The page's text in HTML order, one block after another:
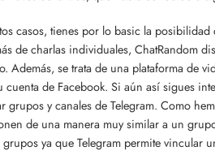
casos, tienes por lo basic la
de charlas individuales, ChatRandom
Además, se trata de una plataforma de
cuenta de Facebook. Si aún así sigues
grupos y canales de Telegram. Como
de una manera muy similar a un
ya que Telegram permite vincular